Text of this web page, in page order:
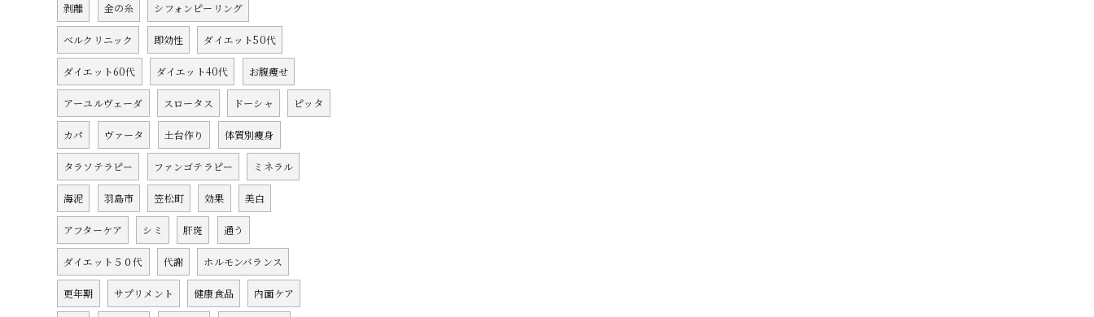
剥離 金の糸 シフォンピーリング
ベルクリニック 即効性 ダイエット50代
ダイエット60代 ダイエット40代 お腹痩せ
アーユルヴェーダ スロータス ドーシャ ピッタ
カパ ヴァータ 土台作り 体質別痩身
タラソテラピー ファンゴテラピー ミネラル
海泥 羽島市 笠松町 効果 美白
アフターケア シミ 肝斑 通う
ダイエット５０代 代謝 ホルモンバランス
更年期 サプリメント 健康食品 内面ケア